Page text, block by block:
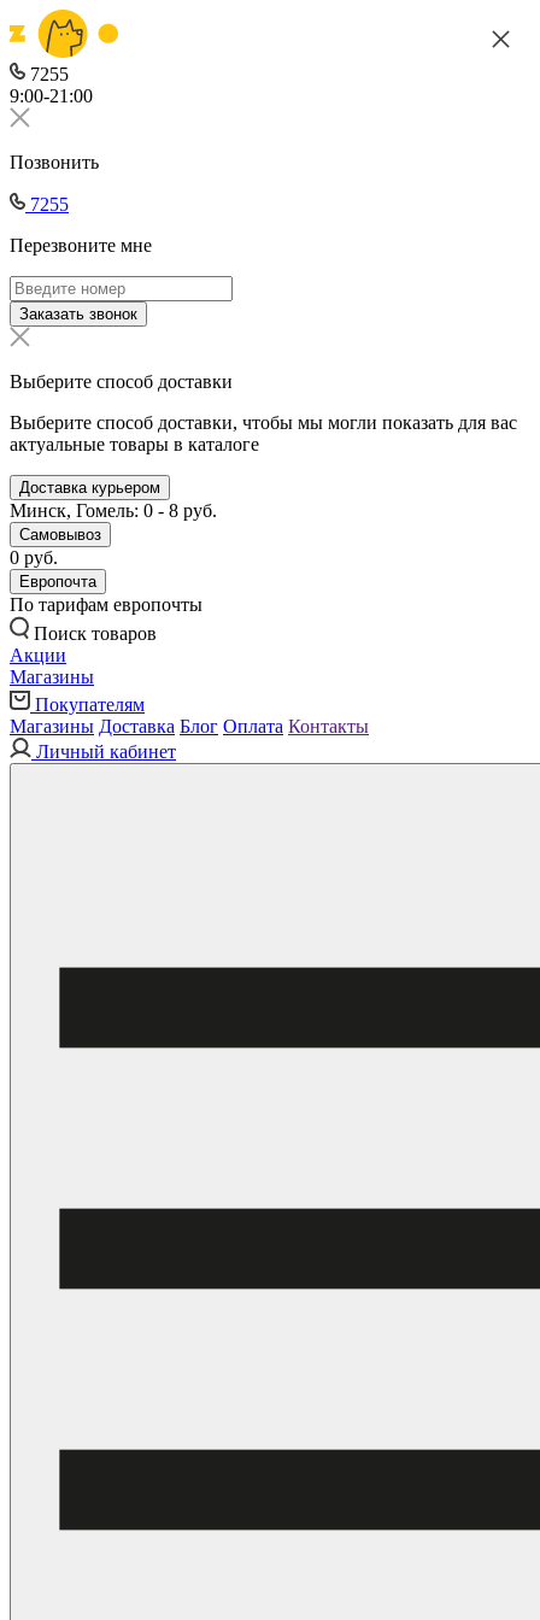
7255
9:00-21:00
Позвонить
7255
Перезвоните мне
Заказать звонок
Выберите способ доставки
Выберите способ доставки, чтобы мы могли показать для вас
актуальные товары в каталоге
Доставка курьером
Минск, Гомель: 0 - 8 руб.
Самовывоз
0 руб.
Европочта
По тарифам европочты
Поиск товаров
Акции
Магазины
Покупателям
Магазины Доставка Блог Оплата Контакты
Личный кабинет